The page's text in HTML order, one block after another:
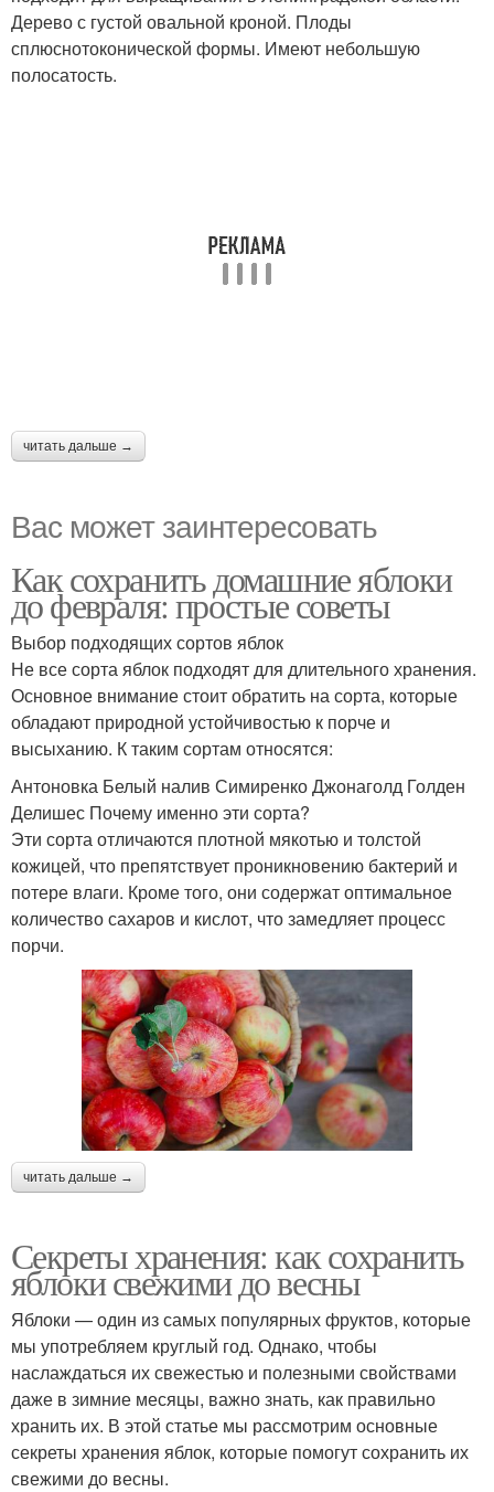
Дерево с густой овальной кроной. Плоды
сплюснотоконической формы. Имеют небольшую
полосатость.
читать дальше →
Вас может заинтересовать
Как сохранить домашние яблоки
до февраля: простые советы
Выбор подходящих сортов яблок
Не все сорта яблок подходят для длительного хранения.
Основное внимание стоит обратить на сорта, которые
обладают природной устойчивостью к порче и
высыханию. К таким сортам относятся:
Антоновка Белый налив Симиренко Джонаголд Голден
Делишес Почему именно эти сорта?
Эти сорта отличаются плотной мякотью и толстой
кожицей, что препятствует проникновению бактерий и
потере влаги. Кроме того, они содержат оптимальное
количество сахаров и кислот, что замедляет процесс
порчи.
читать дальше →
Секреты хранения: как сохранить
яблоки свежими до весны
Яблоки — один из самых популярных фруктов, которые
мы употребляем круглый год. Однако, чтобы
наслаждаться их свежестью и полезными свойствами
даже в зимние месяцы, важно знать, как правильно
хранить их. В этой статье мы рассмотрим основные
секреты хранения яблок, которые помогут сохранить их
свежими до весны.